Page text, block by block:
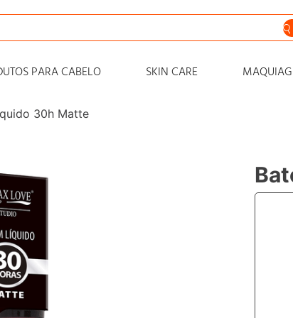
PARA CABELO SKIN CARE
30h Matte